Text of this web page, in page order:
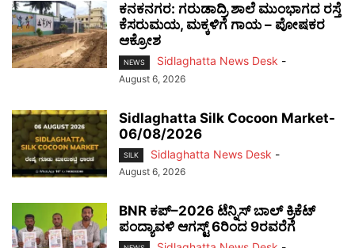
ಕನಕನಗರ: ಗರುಡಾದ್ರಿ ಶಾಲೆ ಮುಂಭಾಗದ ರಸ್ತೆ
ಕೆಸರುಮಯ, ಮಕ್ಕಳಿಗೆ ಗಾಯ – ಪೋಷಕರ
ಆಕ್ರೋಶ
NEWS Sidlaghatta News Desk -
August 6, 2026
Sidlaghatta Silk Cocoon Market-
06/08/2026
SILK Sidlaghatta News Desk -
August 6, 2026
BNR ಕಪ್–2026 ಟೆನ್ನಿಸ್ ಬಾಲ್ ಕ್ರಿಕೆಟ್
ಪಂದ್ಯಾವಳಿ ಆಗಸ್ಟ್ 6ರಿಂದ 9ರವರೆಗೆ